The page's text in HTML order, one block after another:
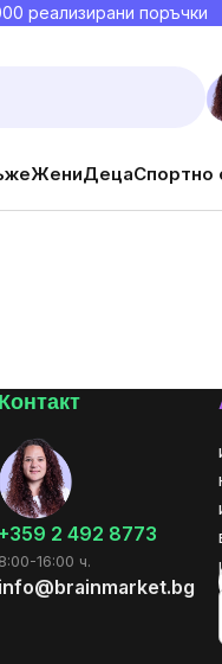
реализирани поръчки
ЖениДецаСпортно
Контакт
+359 2 492 8773
8:00-16:00 ч.
info@brainmarket.bg